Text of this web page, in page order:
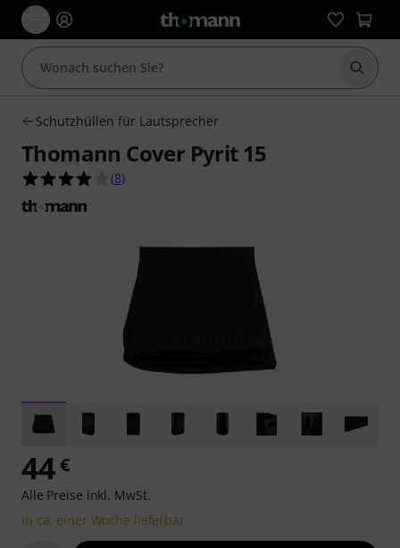
Suche
Schutzhüllen für Lautsprecher
Thomann Cover Pyrit 15
4.0 von 5 Sternen aus 8 Kundenbewertungen
(8)
44€
Alle Preise inkl. MwSt.
In ca. einer Woche lieferbar